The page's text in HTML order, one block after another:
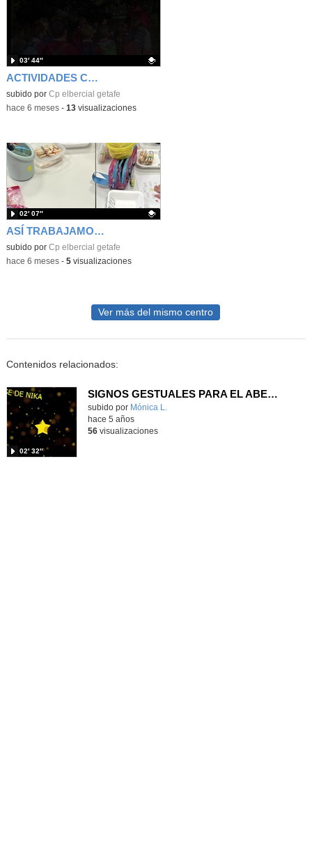
ACTIVIDADES COMPLMENTARIAS ED. PRIMARIA 1º TRIMESTRE
Contenido educativo.
subido por Cp elbercial getafe
03′ 44″
-hace 6 meses- 13visualizaciones
ASÍ TRABAJAMOS EN 2º Y 4º
Contenido educativo.
subido por Cp elbercial getafe
02′ 07″
-hace 6 meses- 5visualizaciones
Ver más del mismo centro
Contenidos relacionados:
SIGNOS GESTUALES PARA EL ABECEDARIO
subido por Mónica L.
02′ 32″
hace 5 años
56visualizaciones